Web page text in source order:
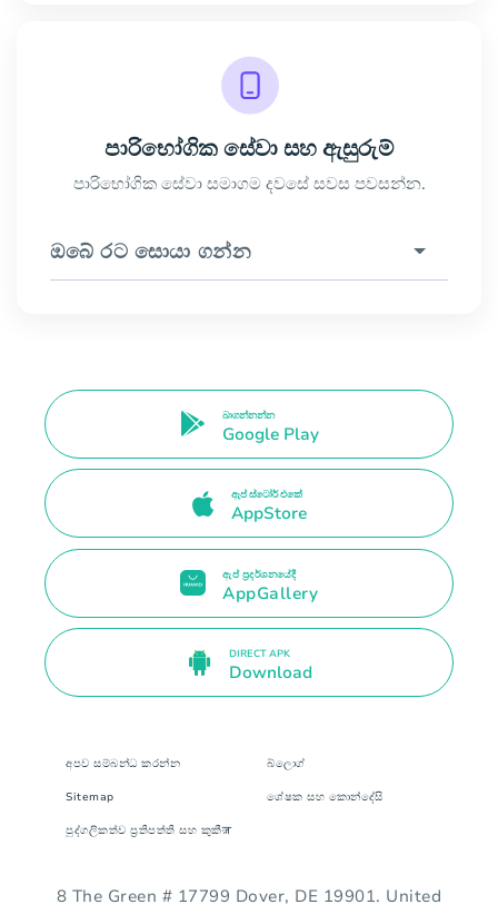
පාරිභෝගික සේවා සහ ඇසුරුම්
පාරිභෝගික සේවා සමාගම දවසේ සවස පවසන්න.
ඔබේ රට සොයා ගන්න
බාගන්නන්න
Google Play
ඇප් ස්ටෝර් එකේ
AppStore
ඇප් ප්‍රදර්ශනයේදී
AppGallery
DIRECT APK
Download
අපව සම්බන්ධ කරන්න බ්ලොග්
Sitemap ශේෂක සහ කොන්දේසි
පුද්ගලිකත්ව ප්‍රතිපත්ති සහ කුකීज़
8 The Green # 17799 Dover, DE 19901. United